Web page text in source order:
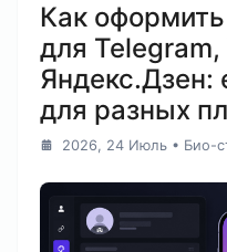
Как
для Telegram,
Яндекс.Дзен:
для разных
2026, 24 Июль • Био-